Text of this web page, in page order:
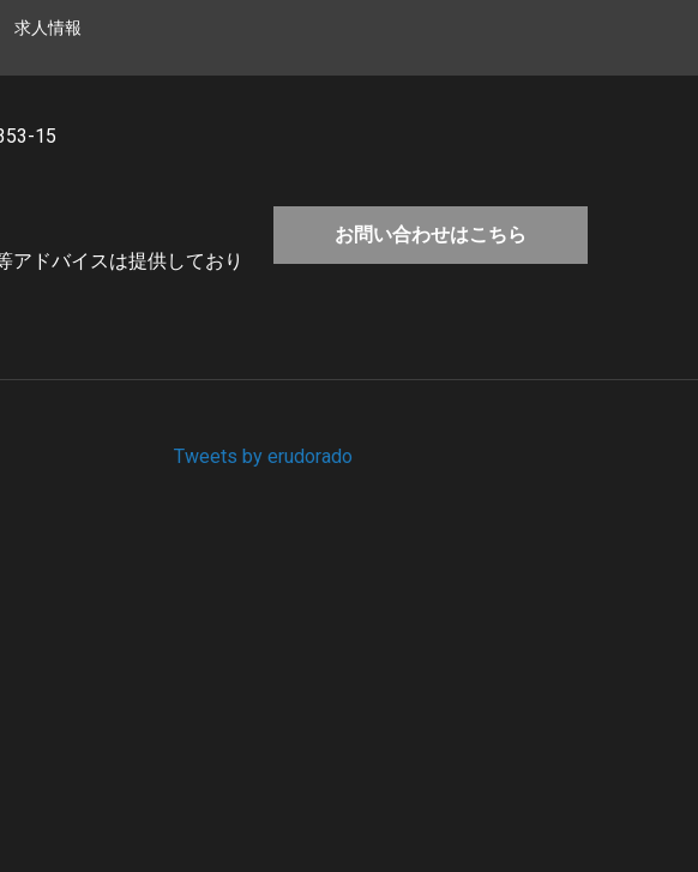
求人情報
15
ドバイスは提供しており
お問い合わせはこちら
Tweets by erudorado